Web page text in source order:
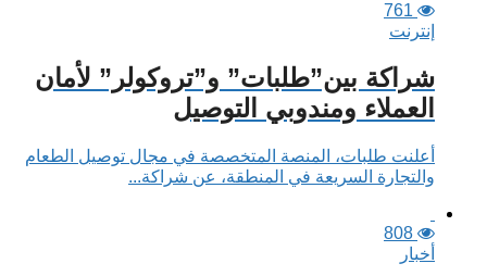
761
إنترنت
شراكة بين”طلبات” و”تروكولر” لأمان
العملاء ومندوبي التوصيل
أعلنت طلبات، المنصة المتخصصة في مجال توصيل الطعام
والتجارة السريعة في المنطقة، عن شراكة...
808
أخبار